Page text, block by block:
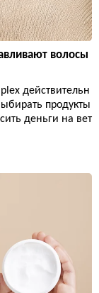
волосы
действительн
продукты
деньги на вет